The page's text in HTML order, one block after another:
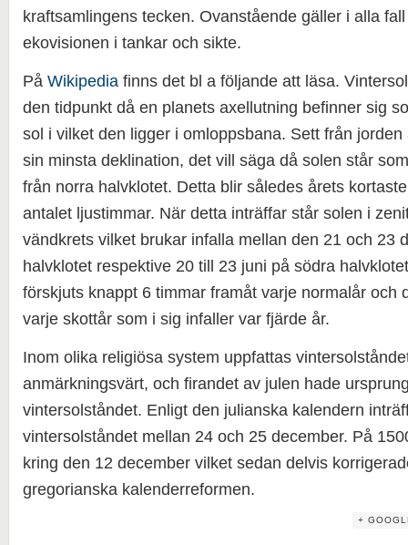
kraftsamlingens tecken. Ovanstående gäller i alla
ekovisionen i tankar och sikte.
På Wikipediafinns det bl a följande att läsa.
den tidpunkt då en planets axellutning befinner sig
sol i vilket den ligger i omloppsbana. Sett från
sin minsta deklination, det vill säga då solen står
från norra halvklotet. Detta blir således årets
antalet ljustimmar. När detta inträffar står solen i
vändkrets vilket brukar infalla mellan den 21 och 23
halvklotet respektive 20 till 23 juni på södra
förskjuts knappt 6 timmar framåt varje normalår och
varje skottår som i sig infaller var fjärde år.
Inom olika religiösa system uppfattas
anmärkningsvärt, och firandet av julen hade
vintersolståndet. Enligt den julianska kalendern
vintersolståndet mellan 24 och 25 december. På
kring den 12 december vilket sedan delvis
gregorianska kalenderreformen.
+